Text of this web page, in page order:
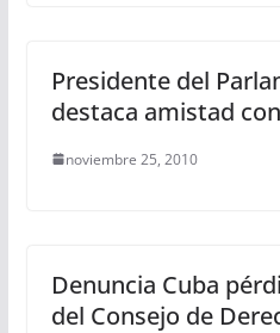
Presidente del
destaca amistad
noviembre 25, 2010
Denuncia Cuba
del Consejo de